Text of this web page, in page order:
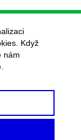
Když
nám